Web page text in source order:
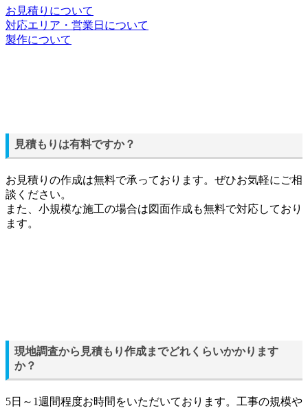
お見積りについて
対応エリア・営業日について
製作について
見積もりは有料ですか？
お見積りの作成は無料で承っております。ぜひお気軽にご相
談ください。
また、小規模な施工の場合は図面作成も無料で対応しており
ます。
現地調査から見積もり作成までどれくらいかかります
か？
5日～1週間程度お時間をいただいております。工事の規模や